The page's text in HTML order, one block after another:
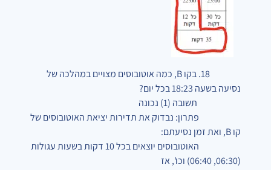
18. בקו B, כמה אוטובוסים מצויים במהלכה של
נסיעה בשעה 18:23 בכל יום?
תשובה (1) נכונה
פתרון: נבדוק את תדירות יציאת האוטובוסים של
קו B, ואת זמן נסיעתם:
האוטובוסים יוצאים בכל 10 דקות בשעות עגולות
(06:30, 06:40) וכו', אז